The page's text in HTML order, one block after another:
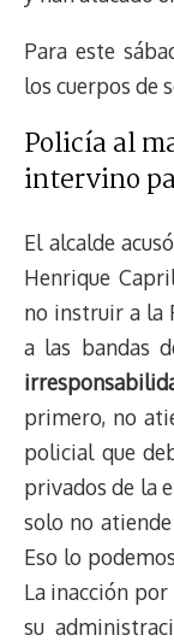
Para este
los cuerpos de
Policía al
intervino
El alcalde
Henrique
no instruir a la
a las bandas
primero, no
policial que
privados de la
solo no
Eso lo
La inacción
su